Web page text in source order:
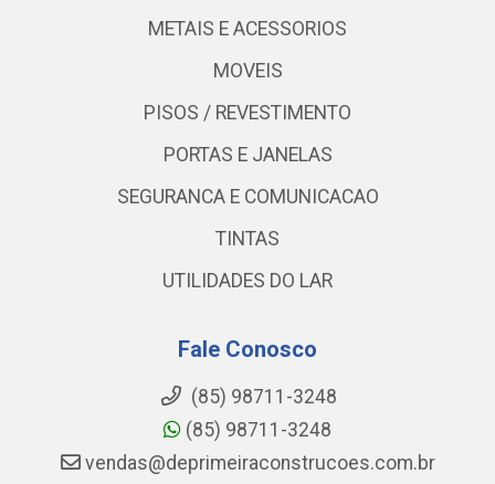
METAIS E ACESSORIOS
MOVEIS
PISOS / REVESTIMENTO
PORTAS E JANELAS
SEGURANCA E COMUNICACAO
TINTAS
UTILIDADES DO LAR
Fale Conosco
(85) 98711-3248
(85) 98711-3248
vendas@deprimeiraconstrucoes.com.br